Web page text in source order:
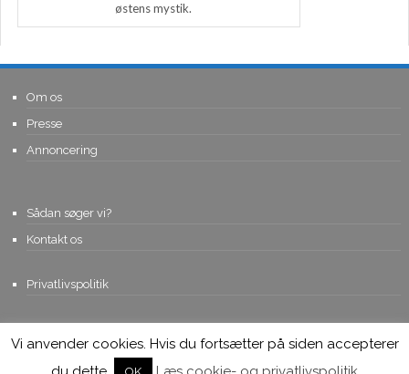
østens mystik.
Om os
Presse
Annoncering
Sådan søger vi?
Kontakt os
Privatlivspolitik
© Copyright 2015, Viviro.com ApS- Alle rettigheder forbeholdes. Vi
tager forbehold for fejlagtige priser.
Vi anvender cookies. Hvis du fortsætter på siden accepterer